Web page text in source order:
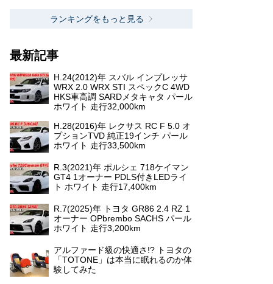
ランキングをもっと見る
最新記事
H.24(2012)年 スバル インプレッサ
WRX 2.0 WRX STI スペックC 4WD
HKS車高調 SARDメタキャタ パール
ホワイト 走行32,000km
H.28(2016)年 レクサス RC F 5.0 オ
プションTVD 純正19インチ パール
ホワイト 走行33,500km
R.3(2021)年 ポルシェ 718ケイマン
GT4 1オーナー PDLS付きLEDライ
ト ホワイト 走行17,400km
R.7(2025)年 トヨタ GR86 2.4 RZ 1
オーナー OPbrembo SACHS パール
ホワイト 走行3,200km
アルファード級の快適さ!? トヨタの
「TOTONE」は本当に眠れるのか体
験してみた